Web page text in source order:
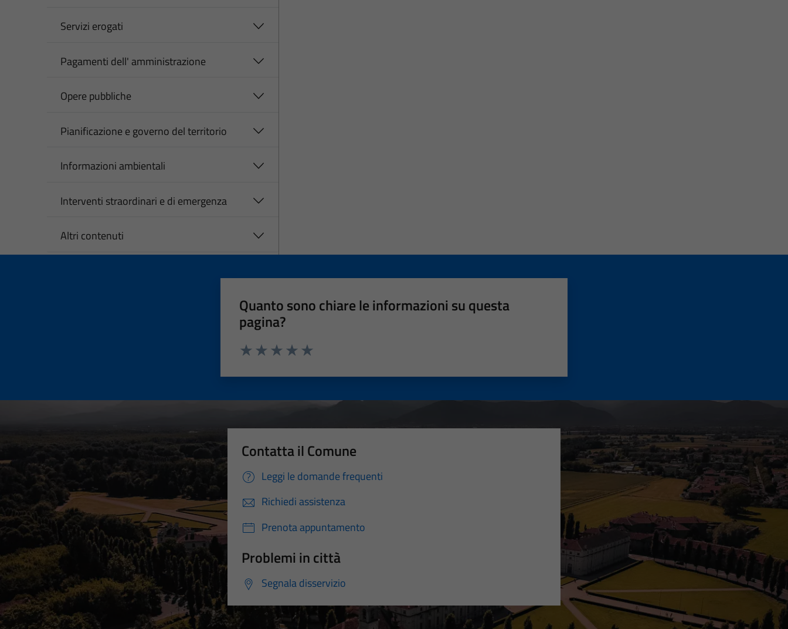
Servizi erogati
Pagamenti dell' amministrazione
Opere pubbliche
Pianificazione e governo del territorio
Informazioni ambientali
Interventi straordinari e di emergenza
Altri contenuti
Quanto sono chiare le informazioni su questa
pagina?
Contatta il Comune
Leggi le domande frequenti
Richiedi assistenza
Prenota appuntamento
Problemi in città
Segnala disservizio